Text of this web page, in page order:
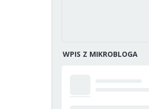
WPIS Z MIKROBLOGA